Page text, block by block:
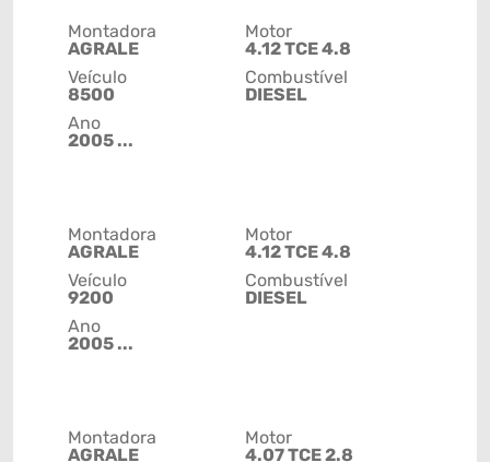
Montadora
AGRALE
Veículo
8500
Ano
2005 ...
Motor
4.12 TCE 4.8
Combustível
DIESEL
Montadora
AGRALE
Veículo
9200
Ano
2005 ...
Motor
4.12 TCE 4.8
Combustível
DIESEL
Montadora
AGRALE
Motor
4.07 TCE 2.8